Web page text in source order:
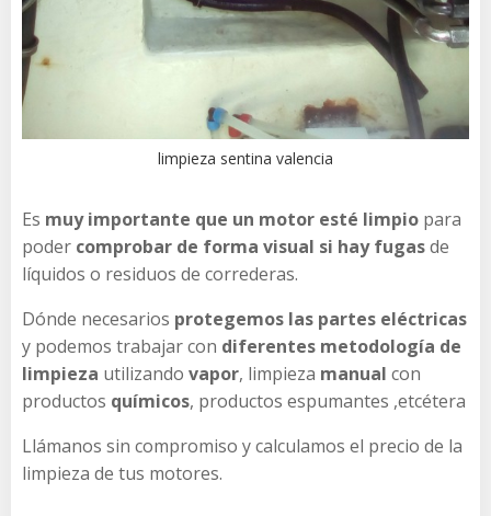
limpieza sentina valencia
Es muy importante que un motor esté limpio para
poder comprobar de forma visual si hay fugasde
líquidos o residuos de correderas.
Dónde necesarios protegemos las partes eléctricas
y podemos trabajar con diferentes metodología de
limpieza utilizando vapor, limpieza manual con
productos químicos, productos espumantes ,etcétera
Llámanos sin compromiso y calculamos el precio de la
limpieza de tus motores.